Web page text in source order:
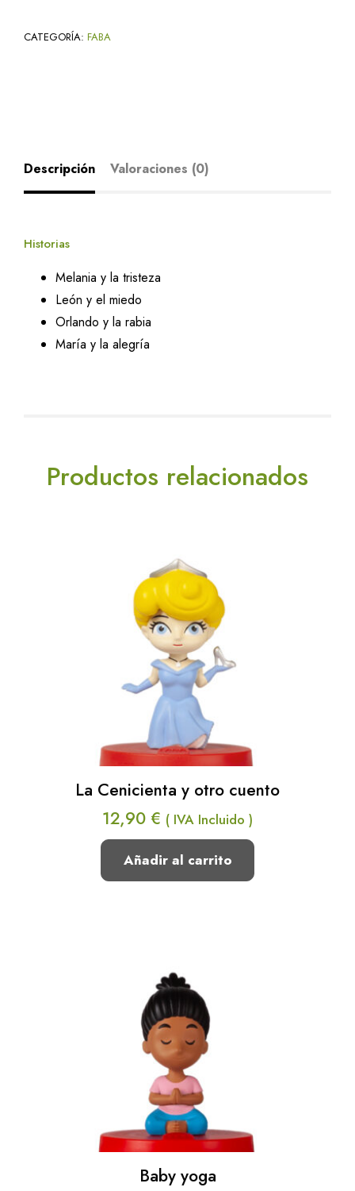
CATEGORÍA: FABA
Descripción Valoraciones (0)
Historias
Melania y la tristeza
León y el miedo
Orlando y la rabia
María y la alegría
Productos relacionados
La Cenicienta y otro cuento
12,90 € ( IVA Incluido )
Añadir al carrito
Baby yoga